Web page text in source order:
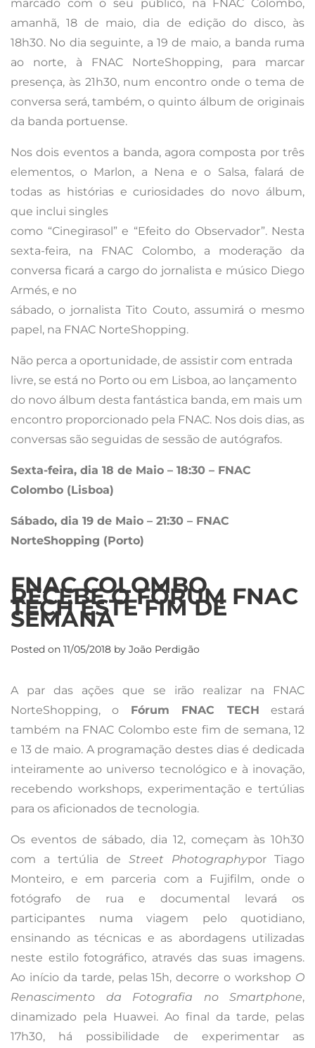
marcado com o seu público, na FNAC Colombo,
amanhã, 18 de maio, dia de edição do disco, às
18h30. No dia seguinte, a 19 de maio, a banda ruma
ao norte, à FNAC NorteShopping, para marcar
presença, às 21h30, num encontro onde o tema de
conversa será, também, o quinto álbum de originais
da banda portuense.
Nos dois eventos a banda, agora composta por três
elementos, o Marlon, a Nena e o Salsa, falará de
todas as histórias e curiosidades do novo álbum,
que inclui singles
como “Cinegirasol” e “Efeito do Observador”. Nesta
sexta-feira, na FNAC Colombo, a moderação da
conversa ficará a cargo do jornalista e músico Diego
Armés, e no
sábado, o jornalista Tito Couto, assumirá o mesmo
papel, na FNAC NorteShopping.
Não perca a oportunidade, de assistir com entrada
livre, se está no Porto ou em Lisboa, ao lançamento
do novo álbum desta fantástica banda, em mais um
encontro proporcionado pela FNAC. Nos dois dias, as
conversas são seguidas de sessão de autógrafos.
Sexta-feira, dia 18 de Maio – 18:30 – FNAC
Colombo (Lisboa)
Sábado, dia 19 de Maio – 21:30 – FNAC
NorteShopping (Porto)
FNAC COLOMBO
RECEBE O FÓRUM FNAC
TECH ESTE FIM DE
SEMANA
Posted on 11/05/2018 by João Perdigão
A par das ações que se irão realizar na FNAC
NorteShopping, o Fórum FNAC TECH estará
também na FNAC Colombo este fim de semana, 12
e 13 de maio. A programação destes dias é dedicada
inteiramente ao universo tecnológico e à inovação,
recebendo workshops, experimentação e tertúlias
para os aficionados de tecnologia.
Os eventos de sábado, dia 12, começam às 10h30
com a tertúlia de Street Photographypor Tiago
Monteiro, e em parceria com a Fujifilm, onde o
fotógrafo de rua e documental levará os
participantes numa viagem pelo quotidiano,
ensinando as técnicas e as abordagens utilizadas
neste estilo fotográfico, através das suas imagens.
Ao início da tarde, pelas 15h, decorre o workshop O
Renascimento da Fotografia no Smartphone,
dinamizado pela Huawei. Ao final da tarde, pelas
17h30, há possibilidade de experimentar as